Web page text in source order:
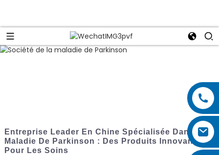
Entreprise Leader En Chine Spécialisée Dans La
Maladie De Parkinson : Des Produits Innovants
Pour Les Soins